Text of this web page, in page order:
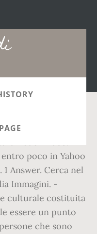
a te e a tuo
poco in Yahoo
Answer. Cerca nel
Immagini. -
culturale costituita
essere un punto
che sono